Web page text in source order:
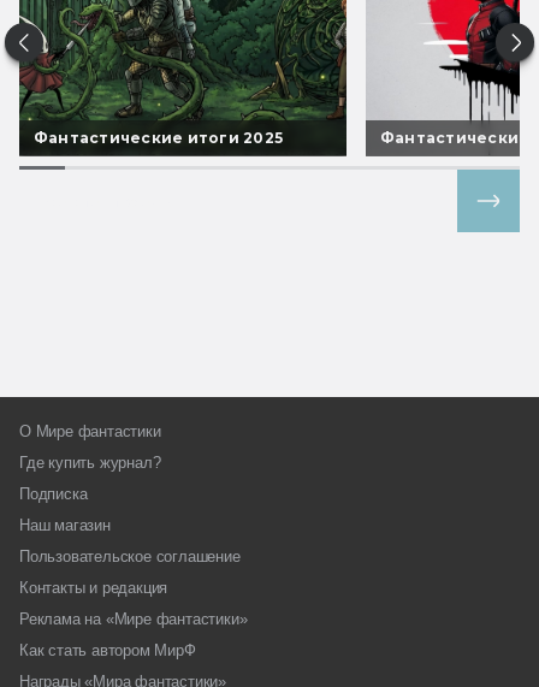
Фантастические итоги 2025 Фантастические
О Мире фантастики
Где купить журнал?
Подписка
Наш магазин
Пользовательское соглашение
Контакты и редакция
Реклама на «Мире фантастики»
Как стать автором МирФ
Награды «Мира фантастики»